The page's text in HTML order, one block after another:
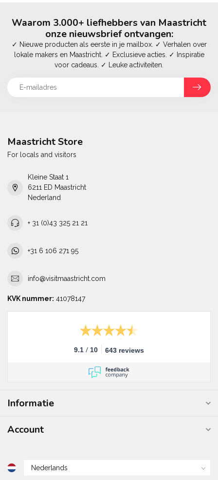
Waarom 3.000+ liefhebbers van Maastricht
onze nieuwsbrief ontvangen:
✓ Nieuwe producten als eerste in je mailbox. ✓ Verhalen over
lokale makers en Maastricht. ✓ Exclusieve acties. ✓ Inspiratie
voor cadeaus. ✓ Leuke activiteiten.
Maastricht Store
For locals and visitors
Kleine Staat 1
6211 ED Maastricht
Nederland
+ 31 (0)43 325 21 21
+31 6 106 271 95
info@visitmaastricht.com
KVK nummer: 41078147
9.1 / 10 643 reviews
Informatie
Account